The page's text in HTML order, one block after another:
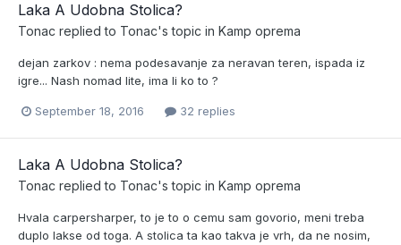
Laka A Udobna Stolica?
Tonac replied to Tonac's topic in Kamp oprema
dejan zarkov : nema podesavanje za neravan teren, ispada iz
igre... Nash nomad lite, ima li ko to ?
September 18, 2016 32 replies
Laka A Udobna Stolica?
Tonac replied to Tonac's topic in Kamp oprema
Hvala carpersharper, to je to o cemu sam govorio, meni treba
duplo lakse od toga. A stolica ta kao takva je vrh, da ne nosim,